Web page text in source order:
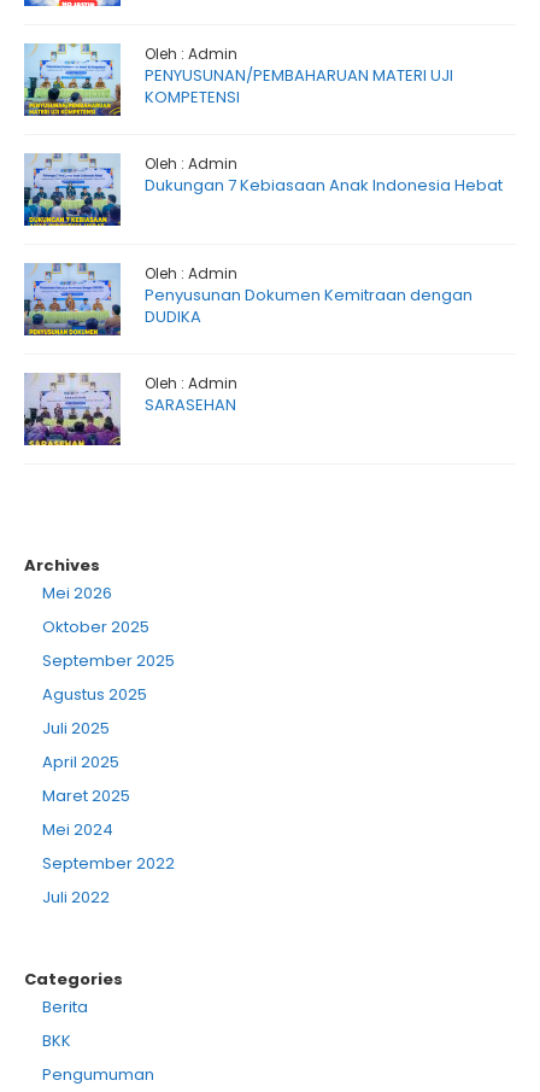
Oleh : Admin
PENYUSUNAN/PEMBAHARUAN MATERI UJI
KOMPETENSI
Oleh : Admin
Dukungan 7 Kebiasaan Anak Indonesia Hebat
Oleh : Admin
Penyusunan Dokumen Kemitraan dengan
DUDIKA
Oleh : Admin
SARASEHAN
Archives
Mei 2026
Oktober 2025
September 2025
Agustus 2025
Juli 2025
April 2025
Maret 2025
Mei 2024
September 2022
Juli 2022
Categories
Berita
BKK
Pengumuman